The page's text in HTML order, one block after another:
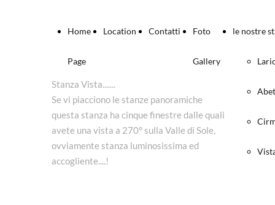
Home
Page
Location Contatti Foto
Gallery
le nostre
Stanza Vista.......
Se vi piacciono le stanze panoramiche
questa stanza ha cinque finestre dalle quali
avete una vista a 270° sulla Valle di Sole,
ovviamente stanza luminosissima ed
accogliente....!